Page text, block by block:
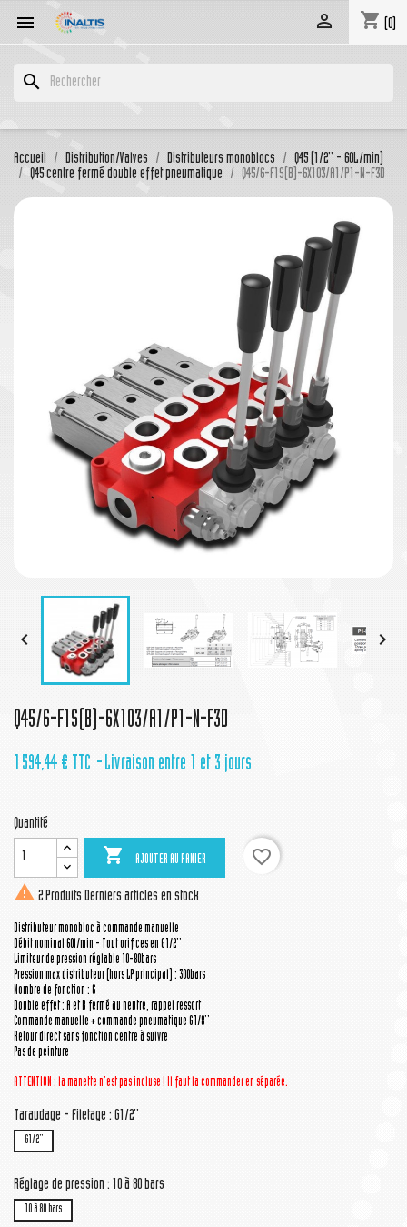
 shopping_cart (0)

search
Accueil Distribution/Valves Distributeurs monoblocs
Q45 (1/2'' - 60L/min)
Q45 centre fermé double effet pneumatique
Q45/6-F1S(B)-6X103/A1/P1-N-F3D
 
Q45/6-F1S(B)-6X103/A1/P1-N-F3D
1 594,44 € TTC Livraison entre 1 et 3 jours
Quantité
 AJOUTER AU PANIER
favorite_border
 2 Produits Derniers articles en stock
Distributeur monobloc à commande manuelle
Débit nominal 60l/min - Tout orifices en G1/2''
Limiteur de pression réglable 10-80bars
Pression max distributeur (hors LP principal) : 300bars
Nombre de fonction : 6
Double effet : A et B fermé au neutre, rappel ressort
Commande manuelle + commande pneumatique G1/8''
Retour direct sans fonction centre à suivre
Pas de peinture
ATTENTION : la manette n'est pas incluse ! Il faut la commander en séparée.
Taraudage - Filetage : G1/2''
G1/2''
Réglage de pression : 10 à 80 bars
10 à 80 bars